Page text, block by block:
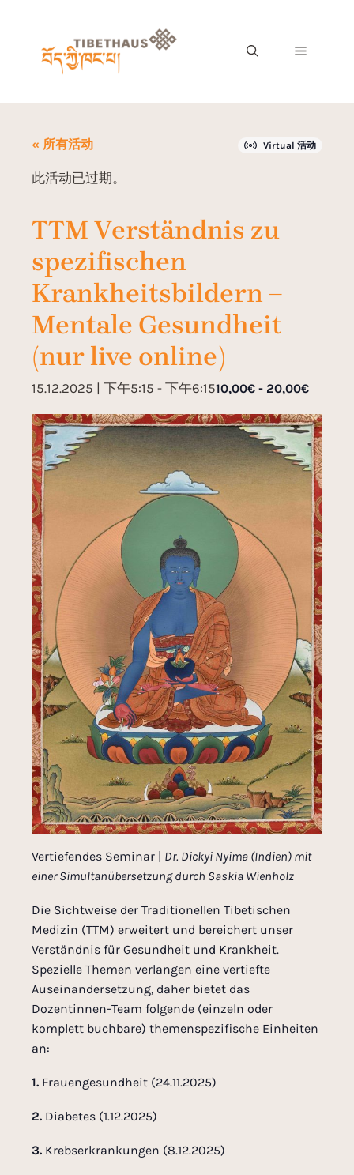
« 所有活动 Virtual 活动
此活动已过期。
TTM Verständnis zu
spezifischen
Krankheitsbildern –
Mentale Gesundheit
(nur live online)
15.12.2025 | 下午5:15 - 下午6:1510,00€ - 20,00€
Vertiefendes Seminar | Dr. Dickyi Nyima (Indien) mit
einer Simultanübersetzung durch Saskia Wienholz
Die Sichtweise der Traditionellen Tibetischen
Medizin (TTM) erweitert und bereichert unser
Verständnis für Gesundheit und Krankheit.
Spezielle Themen verlangen eine vertiefte
Auseinandersetzung, daher bietet das
Dozentinnen-Team folgende (einzeln oder
komplett buchbare) themenspezifische Einheiten
an:
1. Frauengesundheit (24.11.2025)
2. Diabetes (1.12.2025)
3. Krebserkrankungen (8.12.2025)